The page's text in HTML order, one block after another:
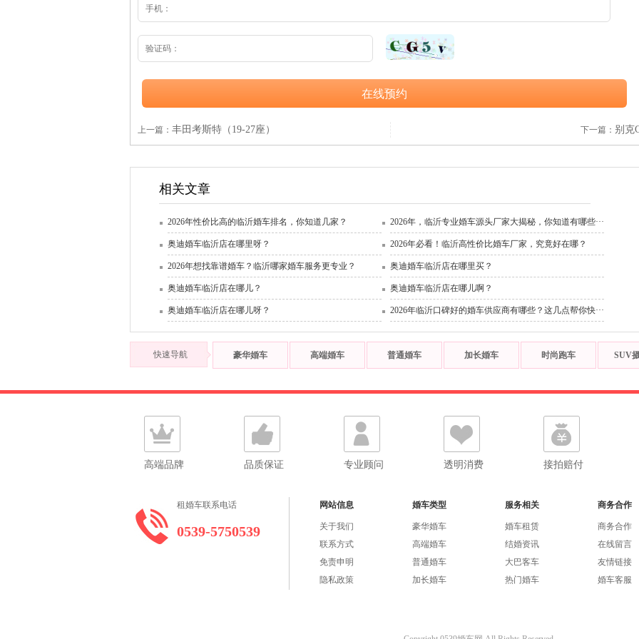
在线预约
上一篇： 丰田考斯特（19-27座） 下一篇： 别克
相关文章
2026年性价比高的临沂婚车排名，你知道几家？ 2026年，临沂专业婚车源头厂家大揭秘，你知道有哪些···
奥迪婚车临沂店在哪里呀？ 2026年必看！临沂高性价比婚车厂家，究竟好在哪？
2026年想找靠谱婚车？临沂哪家婚车服务更专业？ 奥迪婚车临沂店在哪里买？
奥迪婚车临沂店在哪儿？ 奥迪婚车临沂店在哪儿啊？
奥迪婚车临沂店在哪儿呀？ 2026年临沂口碑好的婚车供应商有哪些？这几点帮你快···
快速导航 豪华婚车 高端婚车 普通婚车 加长婚车 时尚跑车 SUV
高端品牌 品质保证 专业顾问 透明消费 接拍赔付
租婚车联系电话
0539-5750539
网站信息
关于我们
联系方式
免责申明
隐私政策
婚车类型
豪华婚车
高端婚车
普通婚车
加长婚车
服务相关
婚车租赁
结婚资讯
大巴客车
热门婚车
商务合作
商务合作
在线留言
友情链接
婚车客服